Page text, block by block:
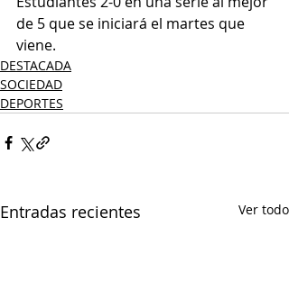
de 5 que se iniciará el martes que
viene.
DESTACADA
SOCIEDAD
DEPORTES
Entradas recientes Ver todo